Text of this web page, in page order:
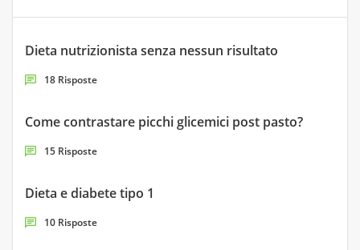
Dieta nutrizionista senza nessun risultato
18 Risposte
Come contrastare picchi glicemici post pasto?
15 Risposte
Dieta e diabete tipo 1
10 Risposte